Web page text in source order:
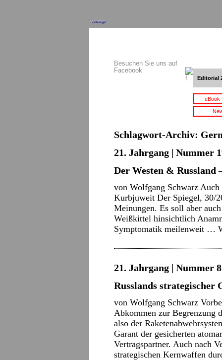
Anzeige
Besuchen Sie uns auf
Facebook
Editorial
Schlagwort-Archiv:
21. Jahrgang | Nummer
Der Westen & Russland
von Wolfgang Schwarz
Kurbjuweit Der Spiegel, 30/
Meinungen. Es soll aber
Weißkittel hinsichtlich
Symptomatik meilenweit …
21. Jahrgang | Nummer
Russlands strategischer
von Wolfgang Schwarz
Abkommen zur
also der
Garant der gesicherten
Vertragspartner. Auch nach
strategischen Kernwaffen